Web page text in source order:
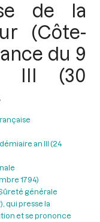
de la
(Côte-
du 9
III (30
an III (24
1794)
générale
qui presse la
et se prononce